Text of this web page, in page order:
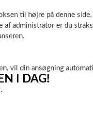
til højre på denne
administrator er du
vil din ansøgning
I DAG!